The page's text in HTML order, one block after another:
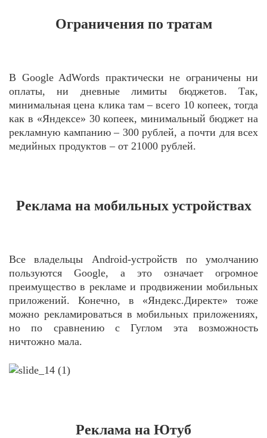
Ограничения по тратам
В Google AdWords практически не ограничены ни
оплаты, ни дневные лимиты бюджетов. Так,
минимальная цена клика там – всего 10 копеек, тогда
как в «Яндексе» 30 копеек, минимальный бюджет на
рекламную кампанию – 300 рублей, а почти для всех
медийных продуктов – от 21000 рублей.
Реклама на мобильных устройствах
Все владельцы Android-устройств по умолчанию
пользуются Google, а это означает огромное
преимущество в рекламе и продвижении мобильных
приложений. Конечно, в «Яндекс.Директе» тоже
можно рекламироваться в мобильных приложениях,
но по сравнению с Гуглом эта возможность
ничтожно мала.
Реклама на Ютуб